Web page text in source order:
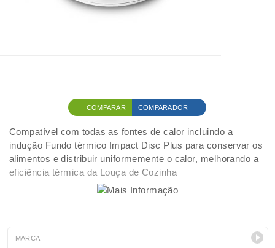
COMPARAR COMPARADOR
Compatível com todas as fontes de calor incluindo a
indução Fundo térmico Impact Disc Plus para conservar os
alimentos e distribuir uniformemente o calor, melhorando a
eficiência térmica da Louça de Cozinha
MARCA